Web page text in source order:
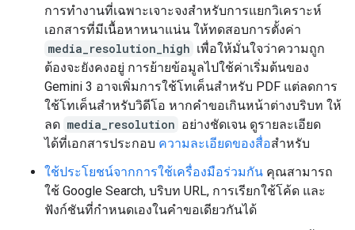
การทำงานที่เฉพาะเจาะจงสำหรับการแยกวิเคราะห์
เอกสารที่มีเนื้อหาหนาแน่น ให้ทดสอบการตั้งค่า
media_resolution_high เพื่อให้มั่นใจว่าความถูก
ต้องจะยังคงอยู่ การย้ายข้อมูลไปใช้ค่าเริ่มต้นของ
Gemini 3 อาจเพิ่มการใช้โทเค็นสำหรับ PDF แต่ลดการ
ใช้โทเค็นสำหรับวิดีโอ หากคำขอเกินหน้าต่างบริบท ให้
ลด media_resolution อย่างชัดเจน ดูรายละเอียด
ได้ที่เอกสารประกอบ ความละเอียดของสื่อสำหรับ
ใช้ประโยชน์จากการใช้เครื่องมือร่วมกัน คุณสามารถ
ใช้ Google Search, บริบท URL, การเรียกใช้โค้ด และ
ฟังก์ชันที่กำหนดเองในคำขอเดียวกันได้